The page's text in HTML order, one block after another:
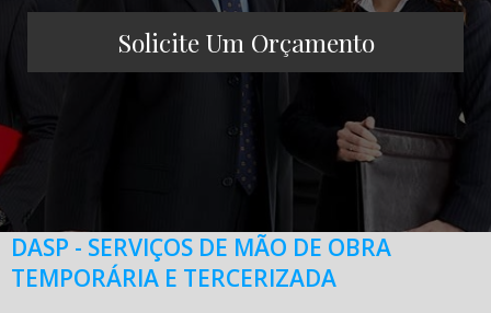
Solicite Um Orçamento
DASP - SERVIÇOS DE MÃO DE OBRA
TEMPORÁRIA E TERCERIZADA